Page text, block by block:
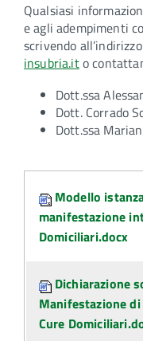
Qualsiasi
e agli adempimenti
scrivendo
insubria.ito
Dott.ssa
Dott. Corrado
Dott.ssa
Modello
manifestazione
Domiciliari.docx
Dichiarazione
Manifestazione
Cure